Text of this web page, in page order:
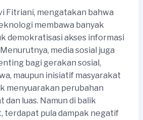
Fitriani, mengatakan bahwa
membawa banyak
demokratisasi akses informasi
media sosial juga
bagi gerakan sosial,
maupun inisiatif masyarakat
menyuarakan perubahan
dan luas. Namun di balik
terdapat pula dampak negatif